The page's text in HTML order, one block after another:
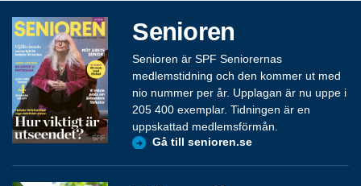
Senioren
Senioren är SPF Seniorernas
medlemstidning och den kommer ut med
nio nummer per år. Upplagan är nu uppe i
205 400 exemplar. Tidningen är en
uppskattad medlemsförmån.
Gå till senioren.se